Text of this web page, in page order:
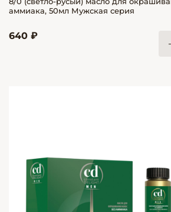
аммиака, 50мл Мужская серия
640 ₽
-